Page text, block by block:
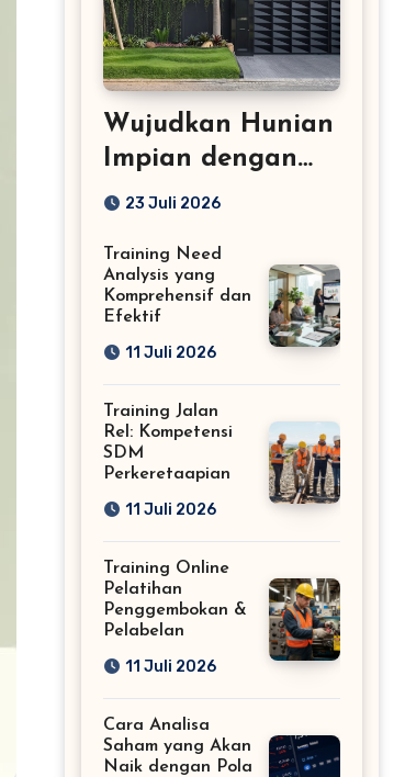
Wujudkan Hunian
Impian dengan
Jasa Tukang
23 Juli 2026
Training Need
Analysis yang
Komprehensif dan
Efektif
11 Juli 2026
Training Jalan
Rel: Kompetensi
SDM
Perkeretaapian
11 Juli 2026
Training Online
Pelatihan
Penggembokan &
Pelabelan
11 Juli 2026
Cara Analisa
Saham yang Akan
Naik dengan Pola